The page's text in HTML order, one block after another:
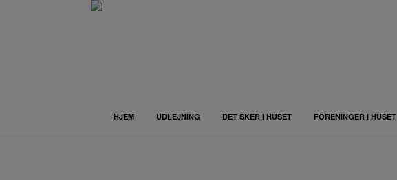
HJEM UDLEJNING DET SKER I HUSET FORENINGER I HUSET